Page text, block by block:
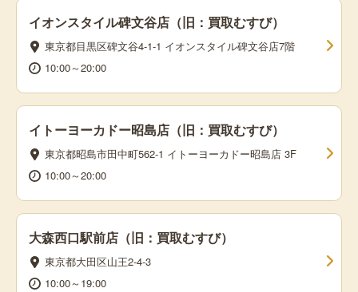
イオンスタイル碑文谷店（旧：買取むすび）
東京都目黒区碑文谷4-1-1 イオンスタイル碑文谷店7階
10:00～20:00
イトーヨーカドー昭島店（旧：買取むすび）
東京都昭島市田中町562-1 イトーヨーカドー昭島店 3F
10:00～20:00
大森西口駅前店（旧：買取むすび）
東京都大田区山王2-4-3
10:00～19:00